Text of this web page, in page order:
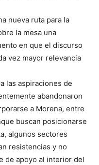
nueva ruta para la
la mesa una
en que el discurso
vez mayor relevancia
las aspiraciones de
abandonaron
a Morena, entre
buscan posicionarse
algunos sectores
resistencias y no
de apoyo al interior del